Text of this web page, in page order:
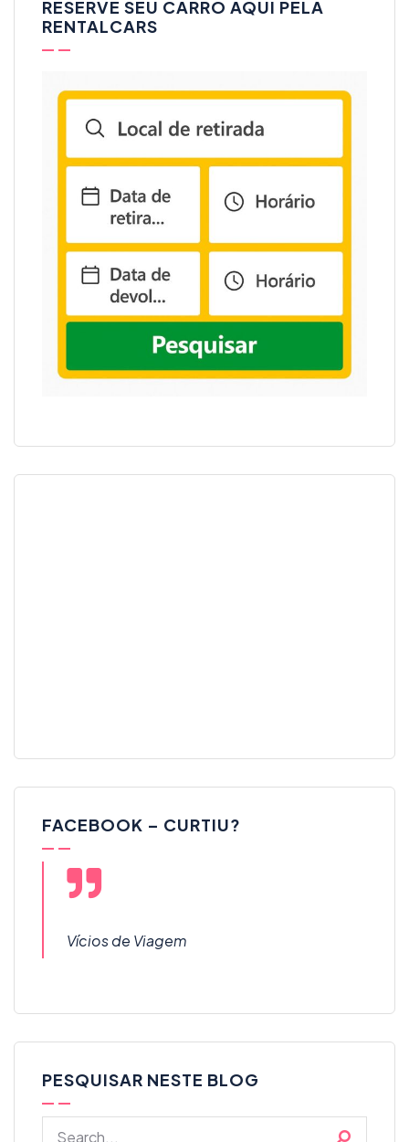
RESERVE SEU CARRO AQUI PELA
RENTALCARS
FACEBOOK – CURTIU?
Vícios de Viagem
PESQUISAR NESTE BLOG